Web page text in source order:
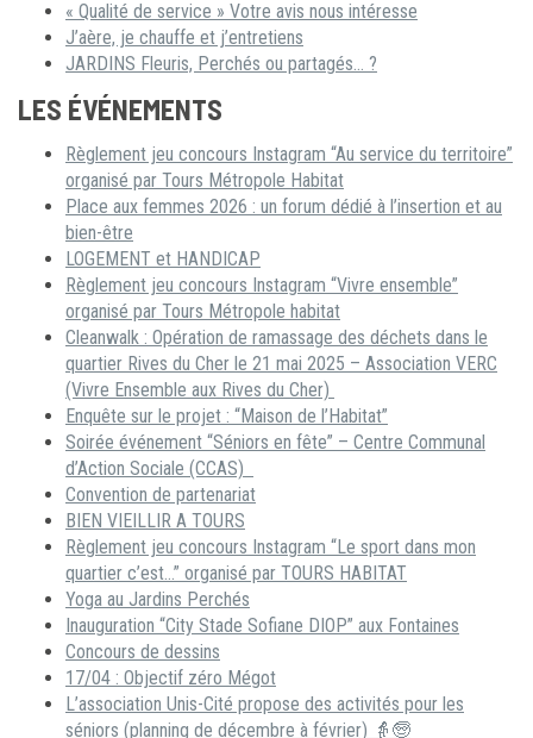
« Qualité de service » Votre avis nous intéresse
J’aère, je chauffe et j’entretiens
JARDINS Fleuris, Perchés ou partagés… ?
LES ÉVÉNEMENTS
Règlement jeu concours Instagram “Au service du territoire”
organisé par Tours Métropole Habitat
Place aux femmes 2026 : un forum dédié à l’insertion et au
bien-être
LOGEMENT et HANDICAP
Règlement jeu concours Instagram “Vivre ensemble”
organisé par Tours Métropole habitat
Cleanwalk : Opération de ramassage des déchets dans le
quartier Rives du Cher le 21 mai 2025 – Association VERC
(Vivre Ensemble aux Rives du Cher)
Enquête sur le projet : “Maison de l’Habitat”
Soirée événement “Séniors en fête” – Centre Communal
d’Action Sociale (CCAS)
Convention de partenariat
BIEN VIEILLIR A TOURS
Règlement jeu concours Instagram “Le sport dans mon
quartier c’est…” organisé par TOURS HABITAT
Yoga au Jardins Perchés
Inauguration “City Stade Sofiane DIOP” aux Fontaines
Concours de dessins
17/04 : Objectif zéro Mégot
L’association Unis-Cité propose des activités pour les
séniors (planning de décembre à février) 👵🧓